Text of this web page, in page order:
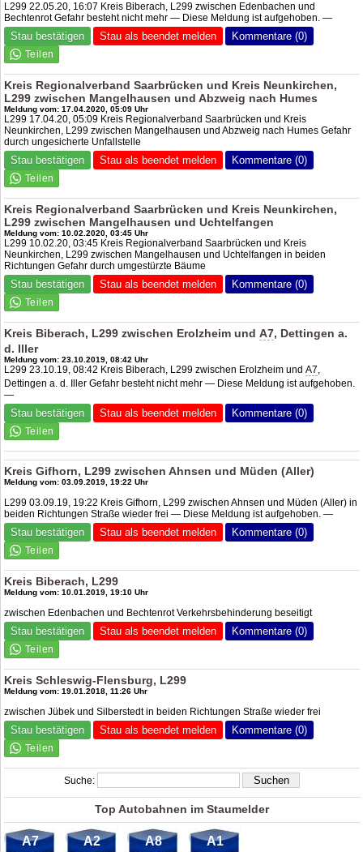
L299 22.05.20, 16:07 Kreis Biberach, L299 zwischen Edenbachen und
Bechtenrot Gefahr besteht nicht mehr — Diese Meldung ist aufgehoben. —
Stau bestätigen Stau als beendet melden Kommentare (0)
Kreis Regionalverband Saarbrücken und Kreis Neunkirchen,
L299 zwischen Mangelhausen und Abzweig nach Humes
Meldung vom: 17.04.2020, 05:09 Uhr
L299 17.04.20, 05:09 Kreis Regionalverband Saarbrücken und Kreis
Neunkirchen, L299 zwischen Mangelhausen und Abzweig nach Humes Gefahr
durch ungesicherte Unfallstelle
Stau bestätigen Stau als beendet melden Kommentare (0)
Kreis Regionalverband Saarbrücken und Kreis Neunkirchen,
L299 zwischen Mangelhausen und Uchtelfangen
Meldung vom: 10.02.2020, 03:45 Uhr
L299 10.02.20, 03:45 Kreis Regionalverband Saarbrücken und Kreis
Neunkirchen, L299 zwischen Mangelhausen und Uchtelfangen in beiden
Richtungen Gefahr durch umgestürzte Bäume
Stau bestätigen Stau als beendet melden Kommentare (0)
Kreis Biberach, L299 zwischen Erolzheim undA7, Dettingen a.
d. Iller
Meldung vom: 23.10.2019, 08:42 Uhr
L299 23.10.19, 08:42 Kreis Biberach, L299 zwischen Erolzheim undA7,
Dettingen a. d. Iller Gefahr besteht nicht mehr — Diese Meldung ist aufgehoben.
—
Stau bestätigen Stau als beendet melden Kommentare (0)
Kreis Gifhorn, L299 zwischen Ahnsen und Müden (Aller)
Meldung vom: 03.09.2019, 19:22 Uhr
L299 03.09.19, 19:22 Kreis Gifhorn, L299 zwischen Ahnsen und Müden (Aller) in
beiden Richtungen Straße wieder frei — Diese Meldung ist aufgehoben. —
Stau bestätigen Stau als beendet melden Kommentare (0)
Kreis Biberach, L299
Meldung vom: 10.01.2019, 19:10 Uhr
zwischen Edenbachen und Bechtenrot Verkehrsbehinderung beseitigt
Stau bestätigen Stau als beendet melden Kommentare (0)
Kreis Schleswig-Flensburg, L299
Meldung vom: 19.01.2018, 11:26 Uhr
zwischen Jübek und Silberstedt in beiden Richtungen Straße wieder frei
Stau bestätigen Stau als beendet melden Kommentare (0)
Suche:
Top Autobahnen im Staumelder
A7 A2 A8 A1